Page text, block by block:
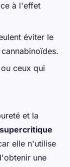
à l'effet
éviter le
ceux qui
et la
elle n'utilise
une